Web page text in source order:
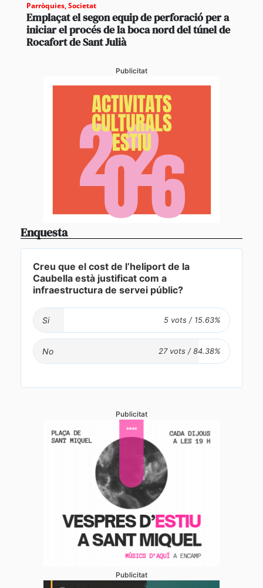
Parròquies,Societat
Emplaçat el segon equip de perforació per a
iniciar el procés de la boca nord del túnel de
Rocafort de Sant Julià
Publicitat
Enquesta
Creu que el cost de l’heliport de la
Caubella està justificat com a
infraestructura de servei públic?
Si
No
Publicitat
Publicitat